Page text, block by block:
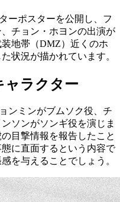
ーポスターを公開し、フ
チョン・ホヨンの出演が
地帯（DMZ）近くのホ
状況が描かれています。
ャラクター
ンミンがブムソク役、チ
ソンがソンギ役を演じま
目撃情報を報告したこと
に直面するという内容で
を与えることでしょう。